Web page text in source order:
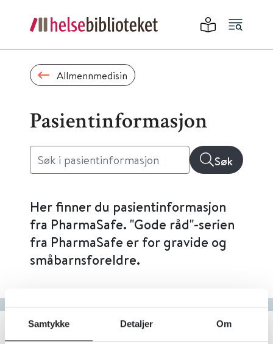
Samtykke Detaljer Om
Allmennmedisin
Pasientinformasjon
Søk
Her finner du pasientinformasjon
fra PharmaSafe. "Gode råd"-serien
fra PharmaSafe er for gravide og
småbarnsforeldre.
Gå til bokstav
Filter